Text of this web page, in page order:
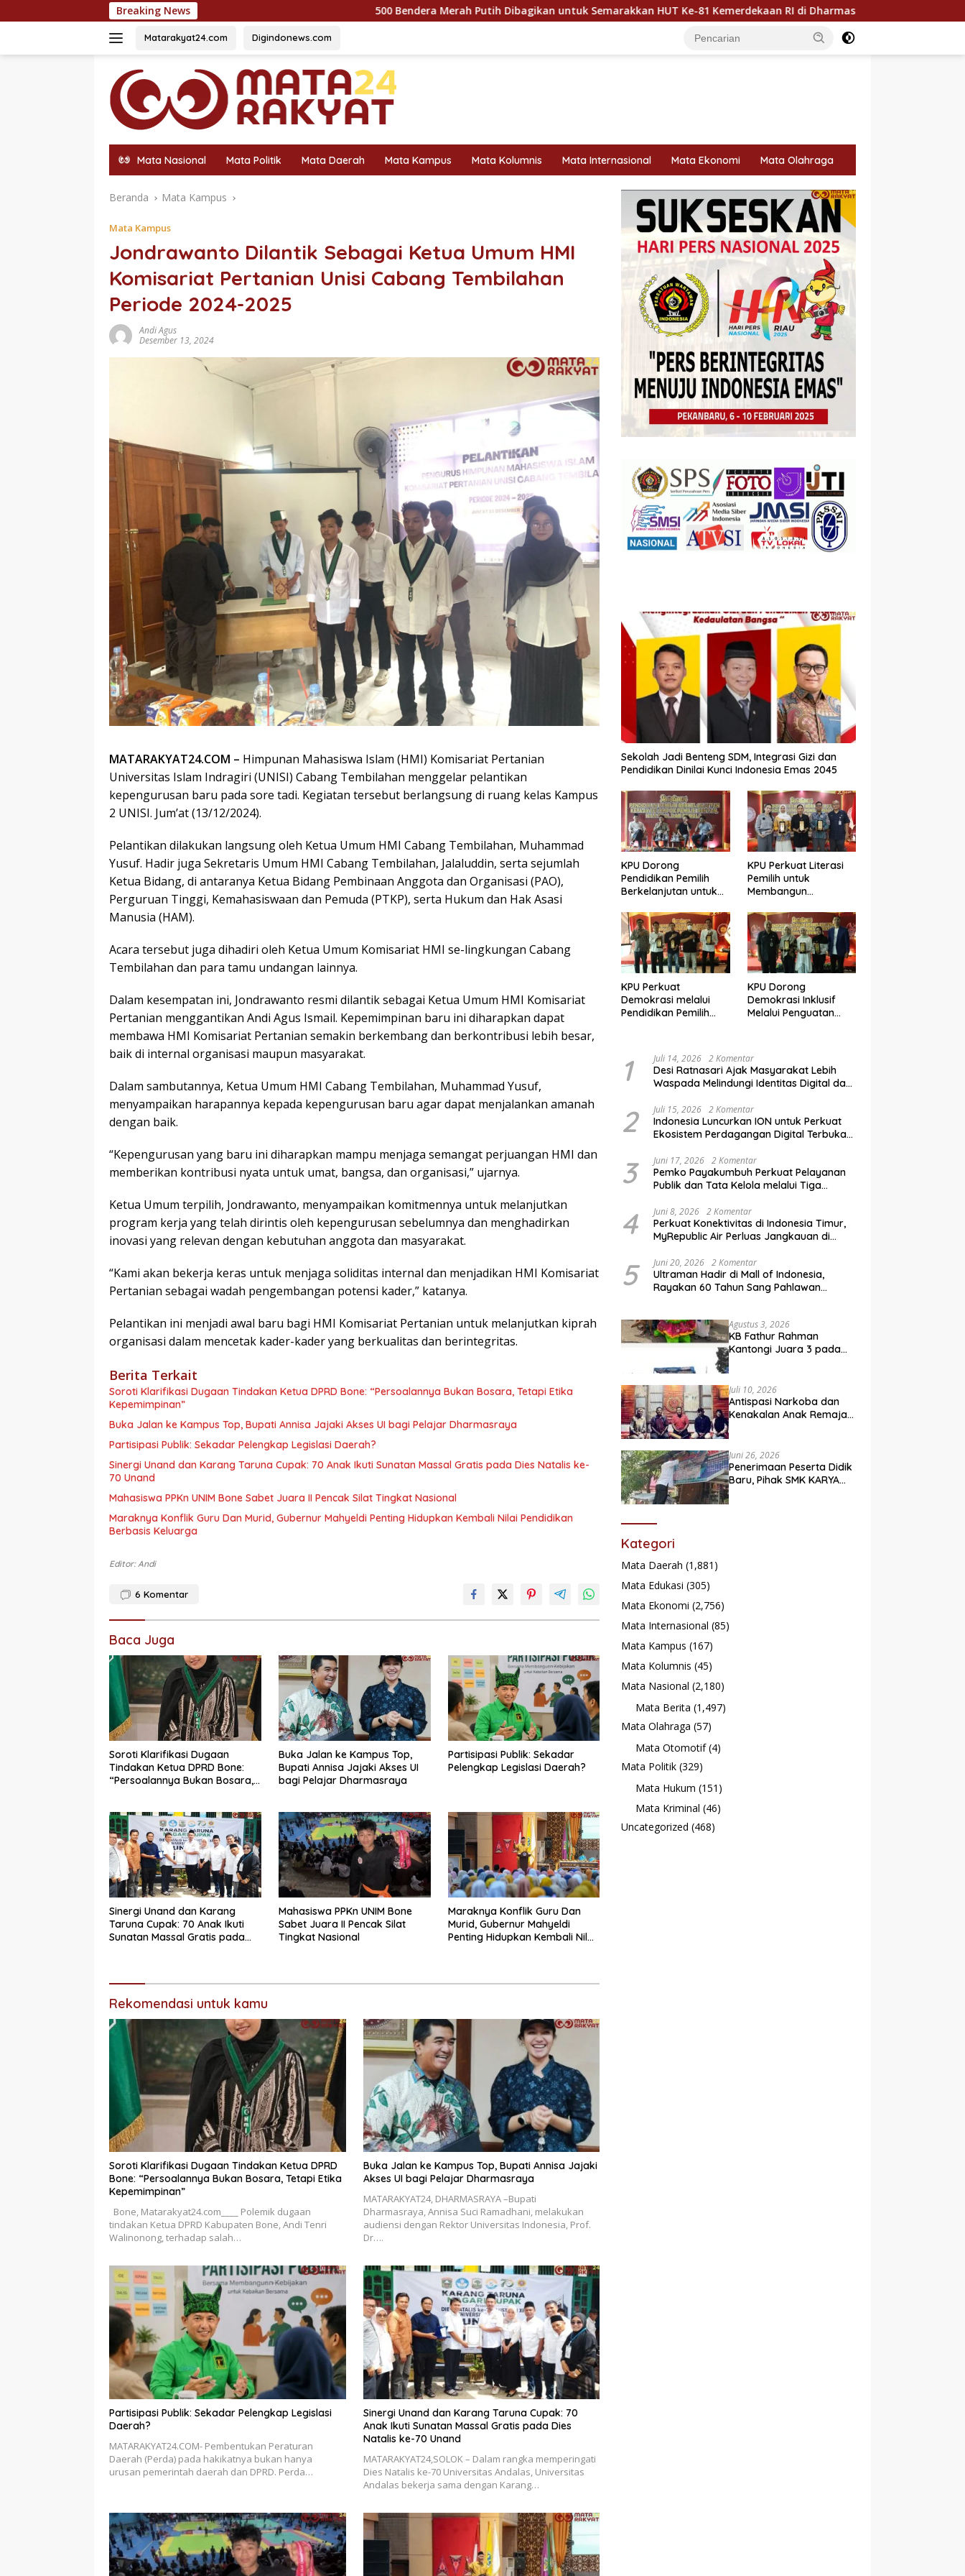
ke
Breaking News 500 Bendera Merah Putih Dibagikan untuk Semarakkan HUT Ke-81 Kemerdekaan RI di Dharmasraya Dharmasraya Utus Hj. Egi
Matarakyat24.com Digindonews.com
Mata Nasional Mata Politik Mata Daerah Mata Kampus Mata Kolumnis Mata Internasional Mata Ekonomi Mata Olahraga
Beranda Mata Kampus
Mata Kampus
Jondrawanto Dilantik Sebagai Ketua Umum HMI
Komisariat Pertanian Unisi Cabang Tembilahan
Periode 2024-2025
Andi Agus
Desember 13, 2024
MATARAKYAT24.COM – Himpunan Mahasiswa Islam (HMI) Komisariat Pertanian
Universitas Islam Indragiri (UNISI) Cabang Tembilahan menggelar pelantikan
kepengurusan baru pada sore tadi. Kegiatan tersebut berlangsung di ruang kelas Kampus
2 UNISI. Jum’at (13/12/2024).
Pelantikan dilakukan langsung oleh Ketua Umum HMI Cabang Tembilahan, Muhammad
Yusuf. Hadir juga Sekretaris Umum HMI Cabang Tembilahan, Jalaluddin, serta sejumlah
Ketua Bidang, di antaranya Ketua Bidang Pembinaan Anggota dan Organisasi (PAO),
Perguruan Tinggi, Kemahasiswaan dan Pemuda (PTKP), serta Hukum dan Hak Asasi
Manusia (HAM).
Acara tersebut juga dihadiri oleh Ketua Umum Komisariat HMI se-lingkungan Cabang
Tembilahan dan para tamu undangan lainnya.
Dalam kesempatan ini, Jondrawanto resmi dilantik sebagai Ketua Umum HMI Komisariat
Pertanian menggantikan Andi Agus Ismail. Kepemimpinan baru ini diharapkan dapat
membawa HMI Komisariat Pertanian semakin berkembang dan berkontribusi lebih besar,
baik di internal organisasi maupun masyarakat.
Dalam sambutannya, Ketua Umum HMI Cabang Tembilahan, Muhammad Yusuf,
menyampaikan harapannya kepada kepengurusan baru agar dapat menjalankan amanah
dengan baik.
“Kepengurusan yang baru ini diharapkan mampu menjaga semangat perjuangan HMI dan
memberikan kontribusi nyata untuk umat, bangsa, dan organisasi,” ujarnya.
Ketua Umum terpilih, Jondrawanto, menyampaikan komitmennya untuk melanjutkan
program kerja yang telah dirintis oleh kepengurusan sebelumnya dan menghadirkan
inovasi yang relevan dengan kebutuhan anggota dan masyarakat.
“Kami akan bekerja keras untuk menjaga soliditas internal dan menjadikan HMI Komisariat
Pertanian sebagai wadah pengembangan potensi kader,” katanya.
Pelantikan ini menjadi awal baru bagi HMI Komisariat Pertanian untuk melanjutkan kiprah
organisasi dalam mencetak kader-kader yang berkualitas dan berintegritas.
Berita Terkait
Soroti Klarifikasi Dugaan Tindakan Ketua DPRD Bone: “Persoalannya Bukan Bosara, Tetapi Etika
Kepemimpinan”
Buka Jalan ke Kampus Top, Bupati Annisa Jajaki Akses UI bagi Pelajar Dharmasraya
Partisipasi Publik: Sekadar Pelengkap Legislasi Daerah?
Sinergi Unand dan Karang Taruna Cupak: 70 Anak Ikuti Sunatan Massal Gratis pada Dies Natalis ke-
70 Unand
Mahasiswa PPKn UNIM Bone Sabet Juara II Pencak Silat Tingkat Nasional
Maraknya Konflik Guru Dan Murid, Gubernur Mahyeldi Penting Hidupkan Kembali Nilai Pendidikan
Berbasis Keluarga
Editor: Andi
6 Komentar
Baca Juga
Soroti Klarifikasi Dugaan
Tindakan Ketua DPRD Bone:
“Persoalannya Bukan Bosara,
Buka Jalan ke Kampus Top,
Bupati Annisa Jajaki Akses UI
bagi Pelajar Dharmasraya
Partisipasi Publik: Sekadar
Pelengkap Legislasi Daerah?
Sinergi Unand dan Karang
Taruna Cupak: 70 Anak Ikuti
Sunatan Massal Gratis pada
Mahasiswa PPKn UNIM Bone
Sabet Juara II Pencak Silat
Tingkat Nasional
Maraknya Konflik Guru Dan
Murid, Gubernur Mahyeldi
Penting Hidupkan Kembali Nilai
Rekomendasi untuk kamu
Soroti Klarifikasi Dugaan Tindakan Ketua DPRD
Bone: “Persoalannya Bukan Bosara, Tetapi Etika
Kepemimpinan”
Bone, Matarakyat24.com____ Polemik dugaan
tindakan Ketua DPRD Kabupaten Bone, Andi Tenri
Walinonong, terhadap salah…
Buka Jalan ke Kampus Top, Bupati Annisa Jajaki
Akses UI bagi Pelajar Dharmasraya
MATARAKYAT24, DHARMASRAYA –Bupati
Dharmasraya, Annisa Suci Ramadhani, melakukan
audiensi dengan Rektor Universitas Indonesia, Prof.
Dr….
Partisipasi Publik: Sekadar Pelengkap Legislasi
Daerah?
MATARAKYAT24.COM- Pembentukan Peraturan
Daerah (Perda) pada hakikatnya bukan hanya
urusan pemerintah daerah dan DPRD. Perda…
Sinergi Unand dan Karang Taruna Cupak: 70
Anak Ikuti Sunatan Massal Gratis pada Dies
Natalis ke-70 Unand
MATARAKYAT24,SOLOK – Dalam rangka memperingati
Dies Natalis ke-70 Universitas Andalas, Universitas
Andalas bekerja sama dengan Karang…
Sekolah Jadi Benteng SDM, Integrasi Gizi dan
Pendidikan Dinilai Kunci Indonesia Emas 2045
KPU Dorong
Pendidikan Pemilih
Berkelanjutan untuk
Demokrasi
KPU Perkuat Literasi
Pemilih untuk
Membangun
Berkualitas
KPU Perkuat
Demokrasi melalui
Pendidikan Pemilih
Marjinal, dan Pemula
KPU Dorong
Demokrasi Inklusif
Melalui Penguatan
1 Juli 14, 2026 2 Komentar
Desi Ratnasari Ajak Masyarakat Lebih
Waspada Melindungi Identitas Digital dan
2 Juli 15, 2026 2 Komentar
Indonesia Luncurkan ION untuk Perkuat
Ekosistem Perdagangan Digital Terbuka
3 Juni 17, 2026 2 Komentar
Pemko Payakumbuh Perkuat Pelayanan
Publik dan Tata Kelola melalui Tiga
4 Juni 8, 2026 2 Komentar
Perkuat Konektivitas di Indonesia Timur,
MyRepublic Air Perluas Jangkauan di
5 Juni 20, 2026 2 Komentar
Ultraman Hadir di Mall of Indonesia,
Rayakan 60 Tahun Sang Pahlawan
Agustus 3, 2026
KB Fathur Rahman
Kantongi Juara 3 pada
Juli 10, 2026
Antispasi Narkoba dan
Kenakalan Anak Remaja,
Surau
Juni 26, 2026
Penerimaan Peserta Didik
Baru, Pihak SMK KARYA
Kategori
Mata Daerah (1,881)
Mata Edukasi (305)
Mata Ekonomi (2,756)
Mata Internasional (85)
Mata Kampus (167)
Mata Kolumnis (45)
Mata Nasional (2,180)
Mata Berita (1,497)
Mata Olahraga (57)
Mata Otomotif(4)
Mata Politik (329)
Mata Hukum (151)
Mata Kriminal (46)
Uncategorized (468)